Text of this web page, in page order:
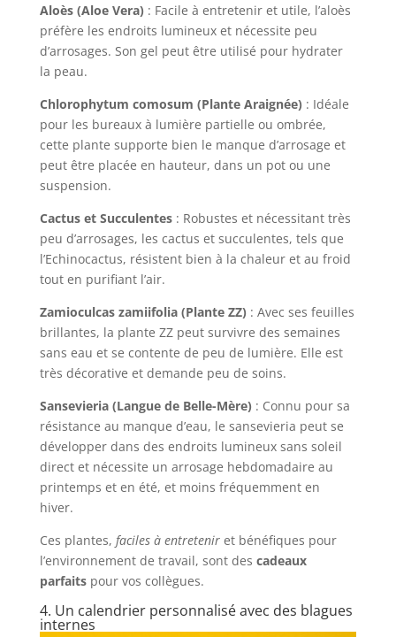
Aloès (Aloe Vera) : Facile à entretenir et utile, l’aloès
préfère les endroits lumineux et nécessite peu
d’arrosages. Son gel peut être utilisé pour hydrater
la peau.
Chlorophytum comosum (Plante Araignée) : Idéale
pour les bureaux à lumière partielle ou ombrée,
cette plante supporte bien le manque d’arrosage et
peut être placée en hauteur, dans un pot ou une
suspension.
Cactus et Succulentes: Robustes et nécessitant très
peu d’arrosages, les cactus et succulentes, tels que
l’Echinocactus, résistent bien à la chaleur et au froid
tout en purifiant l’air.
Zamioculcas zamiifolia (Plante ZZ) : Avec ses feuilles
brillantes, la plante ZZ peut survivre des semaines
sans eau et se contente de peu de lumière. Elle est
très décorative et demande peu de soins.
Sansevieria (Langue de Belle-Mère) : Connu pour sa
résistance au manque d’eau, le sansevieria peut se
développer dans des endroits lumineux sans soleil
direct et nécessite un arrosage hebdomadaire au
printemps et en été, et moins fréquemment en
hiver.
Ces plantes, faciles à entreteniret bénéfiques pour
l’environnement de travail, sont des cadeaux
parfaitspour vos collègues.
4. Un calendrier personnalisé avec des blagues
internes